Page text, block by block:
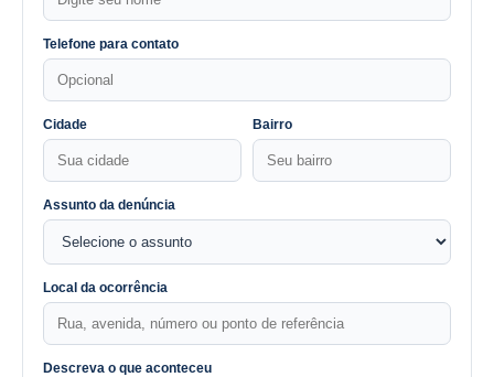
Telefone para contato
Cidade Bairro
Assunto da denúncia
Local da ocorrência
Descreva o que aconteceu